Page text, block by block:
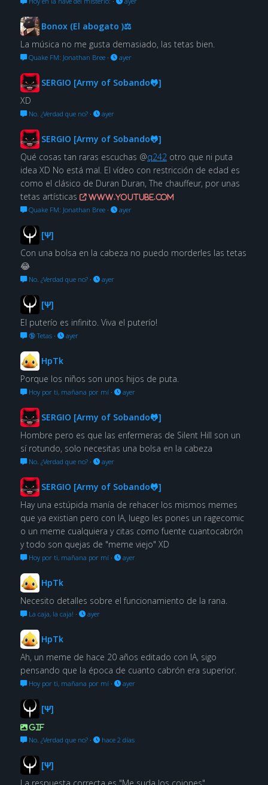
Bonox (El abogato )⚖
La música no me gusta demasiado, las tetas bien.
Quake FM: Jonathan Bree· ayer
SERGIO [Army of Sobando🐸]
XD
No. ¿Verdad que no?· ayer
SERGIO [Army of Sobando🐸]
Qué cosas tan raras escuchas @q242 otro que ni puta
idea XD No está mal. El vídeo con restricción de edad es
como el clásico de Duran Duran, The chauffeur, por unas
tetas artísticas
www.youtube.com
Quake FM: Jonathan Bree· ayer
[Ψ]
Con una bolsa en la cabeza no puedo morderles las tetas
😂
No. ¿Verdad que no?· ayer
[Ψ]
El puterío es infinito. Viva el puterío!
🔞 Tetas· ayer
HpTk
Porque los niños son unos hijos de puta.
Hoy por ti, mañana por mí· ayer
SERGIO [Army of Sobando🐸]
Hombre pero es que las enfermeras de Silent Hill son un
sí rotundo, solo necesitas una bolsa en la cabeza
No. ¿Verdad que no?· ayer
SERGIO [Army of Sobando🐸]
Hay una estúpida manía de rehacer los mismos memes
que ya existian pero con IA, luego les pones un ragecomic
o un meme cualquiera y citas como fuente cuantocabrón
y todo son quejas de "meme viejo" XD
Hoy por ti, mañana por mí· ayer
HpTk
Necesito detalles sobre el funcionamiento de la rana.
La caja, la caja! · ayer
HpTk
Ah, un meme de hace 20 años editado con IA, sigo
pensando que la época de cuanto cabrón era superior.
Hoy por ti, mañana por mí· ayer
[Ψ]
GIF
No. ¿Verdad que no?· hace 2 días
[Ψ]
La respuesta correcta es "Me suda los cojones"